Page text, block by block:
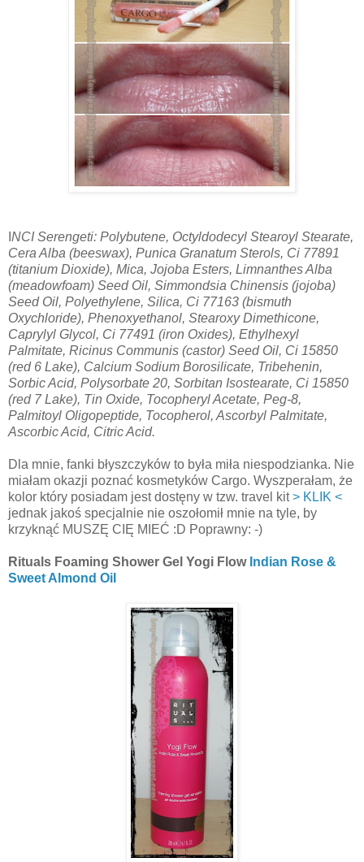
NCI Serengeti: Polybutene, Octyldodecyl Stearoyl Stearate,
Cera Alba (beeswax), Punica Granatum Sterols, Ci 77891
(titanium Dioxide), Mica, Jojoba Esters, Limnanthes Alba
(meadowfoam) Seed Oil, Simmondsia Chinensis (jojoba)
Seed Oil, Polyethylene, Silica, Ci 77163 (bismuth
Oxychloride), Phenoxyethanol, Stearoxy Dimethicone,
Caprylyl Glycol, Ci 77491 (iron Oxides), Ethylhexyl
Palmitate, Ricinus Communis (castor) Seed Oil, Ci 15850
(red 6 Lake), Calcium Sodium Borosilicate, Tribehenin,
Sorbic Acid, Polysorbate 20, Sorbitan Isostearate, Ci 15850
(red 7 Lake), Tin Oxide, Tocopheryl Acetate, Peg-8,
Palmitoyl Oligopeptide, Tocopherol, Ascorbyl Palmitate,
Ascorbic Acid, Citric Acid.
Dla mnie, fanki błyszczyków to była miła niespodzianka. Nie
miałam okazji poznać kosmetyków Cargo. Wyszperałam, że
kolor który posiadam jest dostęny w tzw. travel kit> KLIK <
jednak jakoś specjalnie nie oszołomił mnie na tyle, by
krzyknąć MUSZĘ CIĘ MIEĆ :D Poprawny: -)
Rituals Foaming Shower Gel Yogi Flow Indian Rose &
Sweet Almond Oil